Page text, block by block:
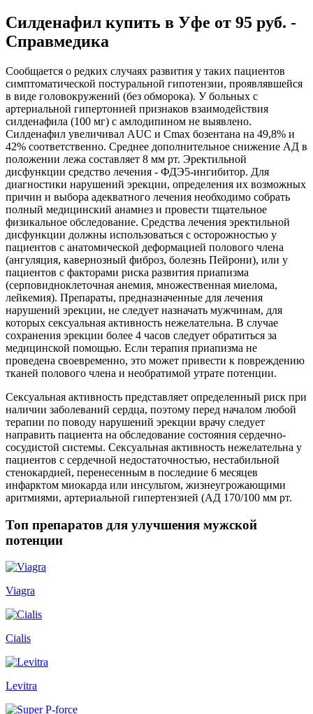
Силденафил купить в Уфе от 95 руб. -
Справмедика
Сообщается о редких случаях развития у таких пациентов
симптоматической постуральной гипотензии, проявлявшейся
в виде головокружений (без обморока). У больных с
артериальной гипертонией признаков взаимодействия
силденафила (100 мг) с амлодипином не выявлено.
Силденафил увеличивал AUC и Сmax бозентана на 49,8% и
42% соответственно. Среднее дополнительное снижение АД в
положении лежа составляет 8 мм рт. Эректильной
дисфункции средство лечения - ФДЭ5-ингибитор. Для
диагностики нарушений эрекции, определения их возможных
причин и выбора адекватного лечения необходимо собрать
полный медицинский анамнез и провести тщательное
физикальное обследование. Средства лечения эректильной
дисфункции должны использоваться с осторожностью у
пациентов с анатомической деформацией полового члена
(ангуляция, кавернозный фиброз, болезнь Пейрони), или у
пациентов с факторами риска развития приапизма
(серповидноклеточная анемия, множественная миелома,
лейкемия). Препараты, предназначенные для лечения
нарушений эрекции, не следует назначать мужчинам, для
которых сексуальная активность нежелательна. В случае
сохранения эрекции более 4 часов следует обратиться за
медицинской помощью. Если терапия приапизма не
проведена своевременно, это может привести к повреждению
тканей полового члена и необратимой утрате потенции.
Сексуальная активность представляет определенный риск при
наличии заболеваний сердца, поэтому перед началом любой
терапии по поводу нарушений эрекции врачу следует
направить пациента на обследование состояния сердечно-
сосудистой системы. Сексуальная активность нежелательна у
пациентов с сердечной недостаточностью, нестабильной
стенокардией, перенесенным в последние 6 месяцев
инфарктом миокарда или инсультом, жизнеугрожающими
аритмиями, артериальной гипертензией (АД 170/100 мм рт.
Топ препаратов для улучшения мужской
потенции
Viagra
Cialis
Levitra